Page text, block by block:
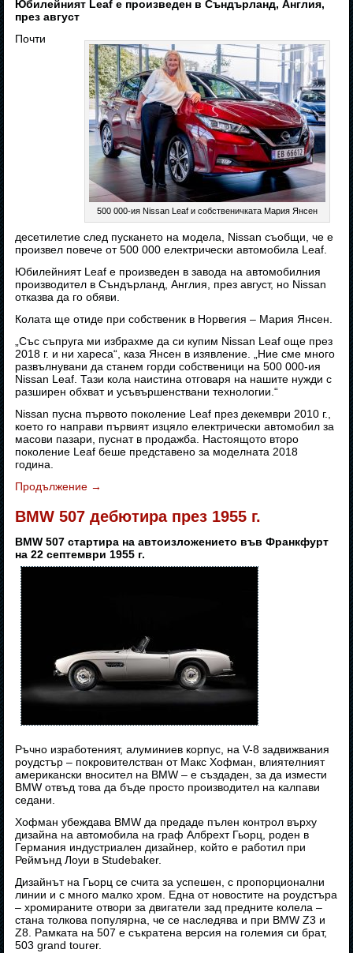
Юбилейният Leaf е произведен в Съндърланд, Англия,
през август
500 000-ия Nissan Leaf и собственичката Мария Янсен
Почти
десетилетие след пускането на модела, Nissan съобщи, че е
произвел повече от 500 000 електрически автомобила Leaf.
Юбилейният Leaf е произведен в завода на автомобилния
производител в Съндърланд, Англия, през август, но Nissan
отказва да го обяви.
Колата ще отиде при собственик в Норвегия – Мария Янсен.
„Със съпруга ми избрахме да си купим Nissan Leaf още през
2018 г. и ни хареса“, каза Янсен в изявление. „Ние сме много
развълнувани да станем горди собственици на 500 000-ия
Nissan Leaf. Тази кола наистина отговаря на нашите нужди с
разширен обхват и усъвършенствани технологии.“
Nissan пусна първото поколение Leaf през декември 2010 г.,
което го направи първият изцяло електрически автомобил за
масови пазари, пуснат в продажба. Настоящото второ
поколение Leaf беше представено за моделната 2018
година.
Продължение →
BMW 507 дебютира през 1955 г.
BMW 507 стартира на автоизложението във Франкфурт
на 22 септември 1955 г.
Ръчно изработеният, алуминиев корпус, на V-8 задвижвания
роудстър – покровителстван от Макс Хофман, влиятелният
американски вносител на BMW – е създаден, за да измести
BMW отвъд това да бъде просто производител на калпави
седани.
Хофман убеждава BMW да предаде пълен контрол върху
дизайна на автомобила на граф Албрехт Гьорц, роден в
Германия индустриален дизайнер, който е работил при
Реймънд Лоуи в Studebaker.
Дизайнът на Гьорц се счита за успешен, с пропорционални
линии и с много малко хром. Една от новостите на роудстъра
– хромираните отвори за двигатели зад предните колела –
стана толкова популярна, че се наследява и при BMW Z3 и
Z8. Рамката на 507 е съкратена версия на големия си брат,
503 grand tourer.